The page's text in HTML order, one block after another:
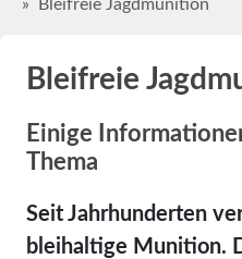
Bleifreie Jagdmunition
Bleifreie
Einige
Thema
Seit Jahrhunderten
bleihaltige Munition.